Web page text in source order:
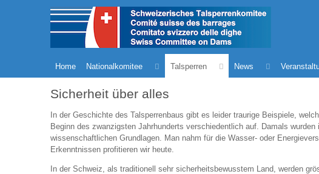
Home Nationalkomitee Talsperren News
Sicherheit über alles
In der Geschichte des Talsperrenbaus gibt es leider traurige Beispiele,
Beginn des zwanzigsten Jahrhunderts verschiedentlich auf. Damals
wissenschaftlichen Grundlagen. Man nahm für die Wasser- oder
Erkenntnissen profitieren wir heute.
In der Schweiz, als traditionell sehr sicherheitsbewusstem Land, werden